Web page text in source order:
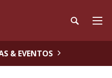
& EVENTOS